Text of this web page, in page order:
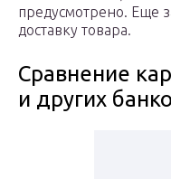
предусмотрено. Еще
доставку товара.
Сравнение
и других